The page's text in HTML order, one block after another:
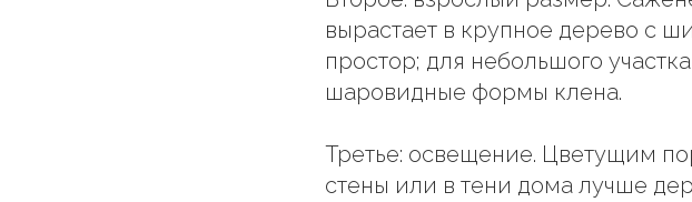
вырастает в крупное дерево с
простор; для небольшого
шаровидные формы клена.
Третье: освещение. Цветущим
стены или в тени дома лучше